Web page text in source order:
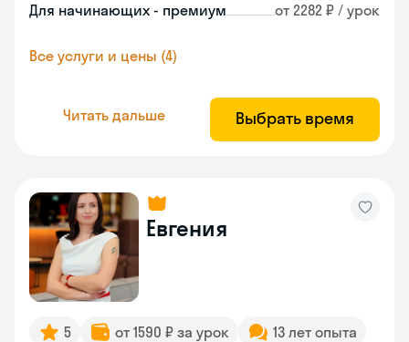
Для начинающих - премиум от 2282 ₽ / урок
Все услуги и цены (4)
Читать дальше Выбрать время
Евгения
5 от 1590 ₽ за урок
13 лет опыта